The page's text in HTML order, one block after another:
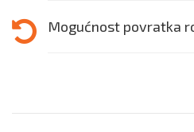
Mogućnost povratka